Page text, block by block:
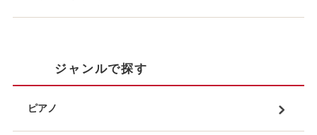
ジャンルで探す
ピアノ